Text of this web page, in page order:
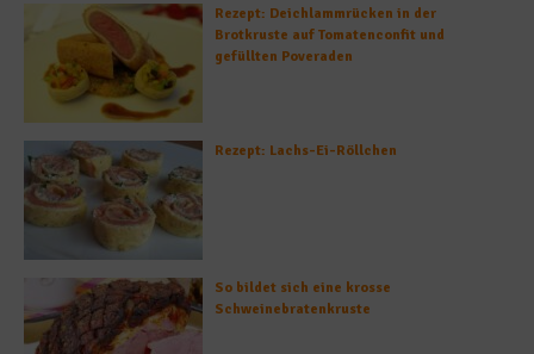
Rezept: Deichlammrücken in der
Brotkruste auf Tomatenconfit und
gefüllten Poveraden
Rezept: Lachs-Ei-Röllchen
So bildet sich eine krosse
Schweinebratenkruste